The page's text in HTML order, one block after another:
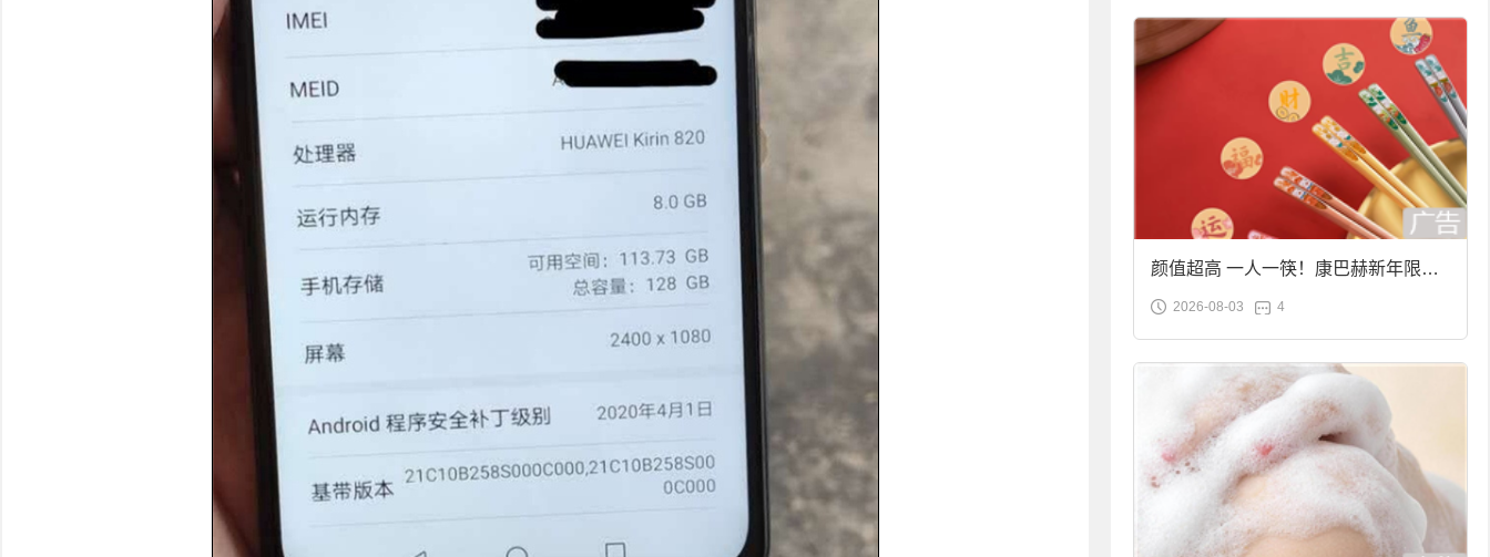
颜值超高 一人一筷！康巴赫新年限定
合金筷子大促：19.9元
2026-08-03 4